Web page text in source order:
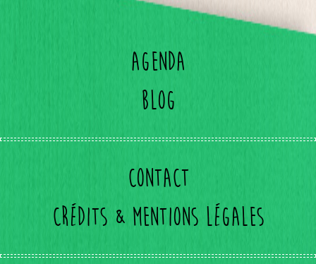
Agenda
Blog
Contact
Crédits & mentions légales